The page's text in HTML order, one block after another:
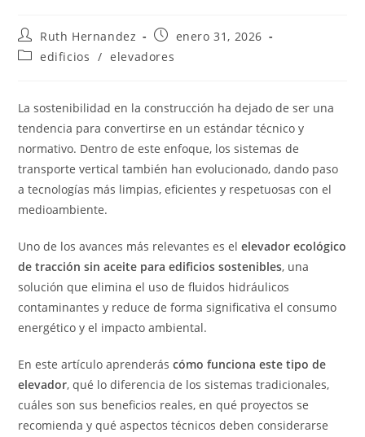
Autor
de
Ruth Hernandez
Publicación
la
enero 31, 2026
Categoría
entrada:
edificios / elevadores
La sostenibilidad en la construcción ha dejado de ser una
tendencia para convertirse en un estándar técnico y
normativo. Dentro de este enfoque, los sistemas de
transporte vertical también han evolucionado, dando paso
a tecnologías más limpias, eficientes y respetuosas con el
medioambiente.
Uno de los avances más relevantes es elelevador ecológico
de tracción sin aceite para edificios sostenibles, una
solución que elimina el uso de fluidos hidráulicos
contaminantes y reduce de forma significativa el consumo
energético y el impacto ambiental.
En este artículo aprenderáscómo funciona este tipo de
elevador, qué lo diferencia de los sistemas tradicionales,
cuáles son sus beneficios reales, en qué proyectos se
recomienda y qué aspectos técnicos deben considerarse